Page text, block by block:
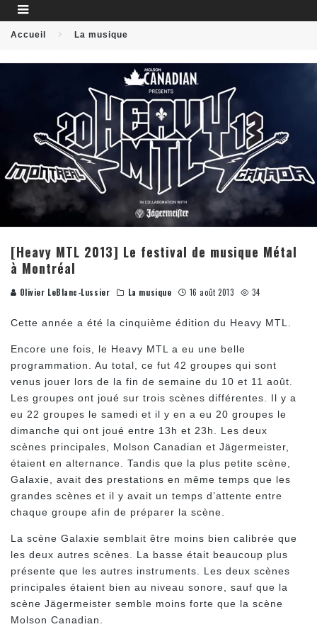
Accueil La musique
[Heavy MTL 2013] Le festival de musique Métal
à Montréal
Olivier LeBlanc-Lussier La musique 16 août 2013 34
Cette année a été la cinquième édition du Heavy MTL.
Encore une fois, le Heavy MTL a eu une belle
programmation. Au total, ce fut 42 groupes qui sont
venus jouer lors de la fin de semaine du 10 et 11 août.
Les groupes ont joué sur trois scènes différentes. Il y a
eu 22 groupes le samedi et il y en a eu 20 groupes le
dimanche qui ont joué entre 13h et 23h. Les deux
scènes principales, Molson Canadian et Jägermeister,
étaient en alternance. Tandis que la plus petite scène,
Galaxie, avait des prestations en même temps que les
grandes scènes et il y avait un temps d’attente entre
chaque groupe afin de préparer la scène.
La scène Galaxie semblait être moins bien calibrée que
les deux autres scènes. La basse était beaucoup plus
présente que les autres instruments. Les deux scènes
principales étaient bien au niveau sonore, sauf que la
scène Jägermeister semble moins forte que la scène
Molson Canadian.